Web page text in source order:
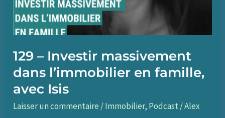
129 – Investir massivement
dans l’immobilier en famille,
avec Isis
Laisser un commentaire /Immobilier, Podcast /Alex